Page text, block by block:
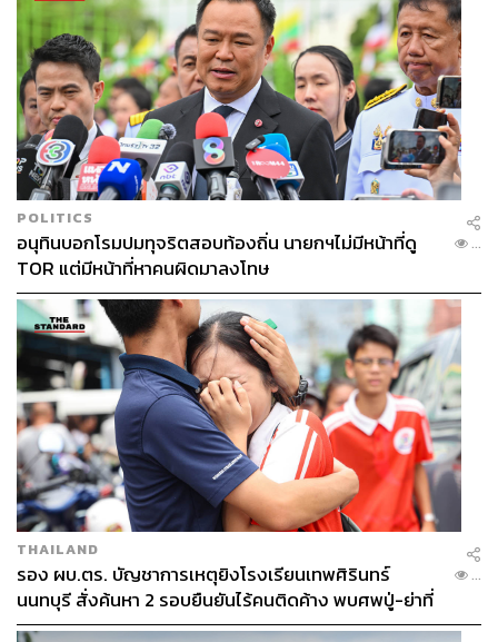
POLITICS
อนุทินบอกโรมปมทุจริตสอบท้องถิ่น นายกฯไม่มีหน้าที่ดู
TOR แต่มีหน้าที่หาคนผิดมาลงโทษ
...
THAILAND
รอง ผบ.ตร. บัญชาการเหตุยิงโรงเรียนเทพศิรินทร์
นนทบุรี สั่งค้นหา 2 รอบยืนยันไร้คนติดค้าง พบศพปู่-ย่าที่
บ้านพักผู้ก่อเหตุ
...